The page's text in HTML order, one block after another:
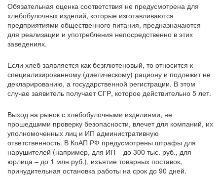
Обязательная оценка соответствия не предусмотрена для
хлебобулочных изделий, которые изготавливаются
предприятиями общественного питания, предназначаются
для реализации и употребления непосредственно в этих
заведениях.
Если хлеб заявляется как безглютеновый, то относится к
специализированному (диетическому) рациону и подлежит не
декларированию, а государственной регистрации. В этом
случае заявитель получает СГР, которое действительно 5 лет.
Выход на рынок с хлебобулочными изделиями, не
прошедшими проверку безопасности, влечет для компаний, их
уполномоченных лиц и ИП административную
ответственность. В КоАП РФ предусмотрены штрафы для
нарушителей (например, для ИП – до 300 тыс. руб., для
юрлица – до 1 млн руб.), изъятие товарных поставок,
принудительная остановка работы на срок до 90 дней.